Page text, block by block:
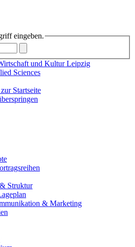
eingeben.
und Kultur Leipzig
Sciences
Struktur
& Marketing